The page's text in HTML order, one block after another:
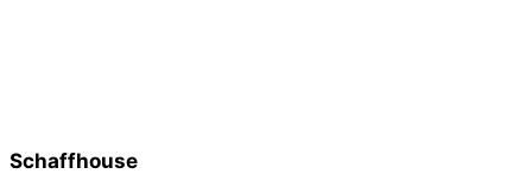
Schaffhouse